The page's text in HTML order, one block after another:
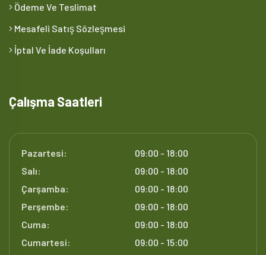
Ödeme Ve Teslimat
Mesafeli Satış Sözleşmesi
İptal Ve İade Koşulları
Çalışma Saatleri
Pazartesi:
09:00 - 18:00
Salı:
09:00 - 18:00
Çarşamba:
09:00 - 18:00
Perşembe:
09:00 - 18:00
Cuma:
09:00 - 18:00
Cumartesi:
09:00 - 15:00